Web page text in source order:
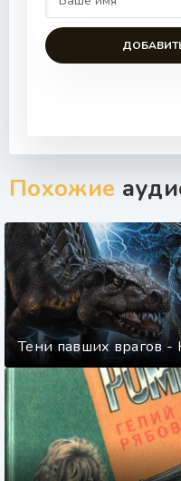
Похожие
Тени павших врагов -